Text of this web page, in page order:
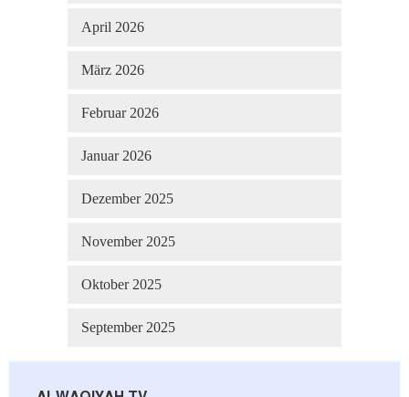
April 2026
März 2026
Februar 2026
Januar 2026
Dezember 2025
November 2025
Oktober 2025
September 2025